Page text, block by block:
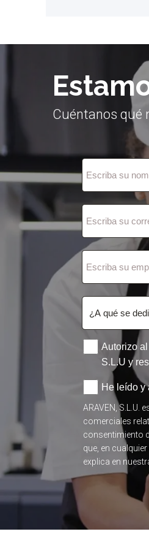
Cuéntanos qué
Autorizo
S.L.U y
He leído
ARAVEN,
comerciales
consentimiento
que, en
explica en